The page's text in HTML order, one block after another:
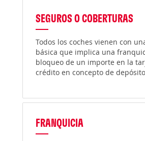
SEGUROS O COBERTURAS
Todos los coches vienen con
básica que implica una
bloqueo de un importe en la
crédito en concepto de
FRANQUICIA